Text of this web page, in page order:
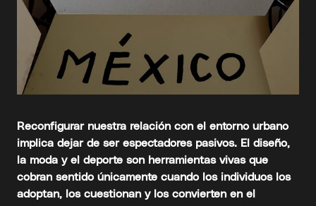
Reconfigurar nuestra relación con el entorno urbano
implica dejar de ser espectadores pasivos. El diseño,
la moda y el deporte son herramientas vivas que
cobran sentido únicamente cuando los individuos los
adoptan, los cuestionan y los convierten en el